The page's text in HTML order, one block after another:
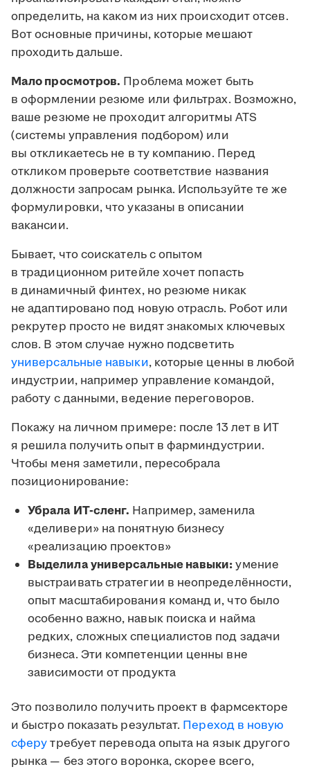
определить, на каком из них происходит отсев.
Вот основные причины, которые мешают
проходить дальше.
Мало просмотров. Проблема может быть
в оформлении резюме или фильтрах. Возможно,
ваше резюме не проходит алгоритмы ATS
(системы управления подбором) или
вы откликаетесь не в ту компанию. Перед
откликом проверьте соответствие названия
должности запросам рынка. Используйте те же
формулировки, что указаны в описании
вакансии.
Бывает, что соискатель с опытом
в традиционном ритейле хочет попасть
в динамичный финтех, но резюме никак
не адаптировано под новую отрасль. Робот или
рекрутер просто не видят знакомых ключевых
слов. В этом случае нужно подсветить
универсальные навыки, которые ценны в любой
индустрии, например управление командой,
работу с данными, ведение переговоров.
Покажу на личном примере: после 13 лет в ИТ
я решила получить опыт в фарминдустрии.
Чтобы меня заметили, пересобрала
позиционирование:
Убрала ИТ-сленг. Например, заменила
«деливери» на понятную бизнесу
«реализацию проектов»
Выделила универсальные навыки:умение
выстраивать стратегии в неопределённости,
опыт масштабирования команд и, что было
особенно важно, навык поиска и найма
редких, сложных специалистов под задачи
бизнеса. Эти компетенции ценны вне
зависимости от продукта
Это позволило получить проект в фармсекторе
и быстро показать результат. Переход в новую
сферутребует перевода опыта на язык другого
рынка — без этого воронка, скорее всего,